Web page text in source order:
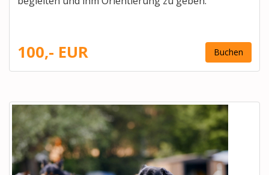
100,- EUR Buchen